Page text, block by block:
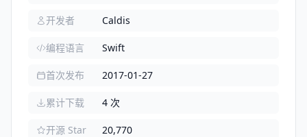
开发者 Caldis
编程语言 Swift
首次发布 2017-01-27
累计下载 4 次
开源 Star 20,770